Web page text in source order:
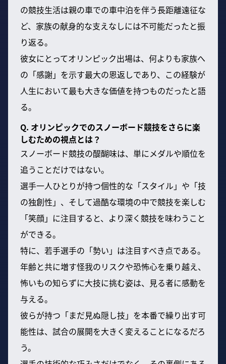
の競技生活は親の車での車中泊を伴う長距離遠征な
ど、家族の献身的な支えなしには不可能だったと振
り返る。
彼女にとってオリンピック出場は、何よりも家族へ
の「感謝」を示す最大の恩返しであり、この経験が
人生において最も大きな価値を持つものだったと語
る。
Q. オリンピックでのスノーボード競技をさらに楽
しむための視点とは？
スノーボード競技の醍醐味は、単にメダルや順位を
追うことだけではない。
選手一人ひとりが持つ個性的な「スタイル」や「技
の独創性」、そして過酷な環境の中で競技を楽しむ
「笑顔」に注目すると、より深く競技を味わうこと
ができる。
特に、若手選手の「勢い」は注目すべき点である。
年齢と共に増す怪我のリスクや恐怖心を乗り越え、
怖いもの知らずに大技に挑む姿は、見る者に感動を
与える。
彼らが持つ「まだ見ぬ隠し技」を本番で繰り出す可
能性は、試合の展開を大きく変えることになるだろ
う。